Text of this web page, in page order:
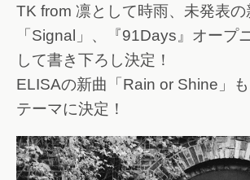
TK from 凛として時雨、未発表の
「Signal」、『91Days』オープ
して書き下ろし決定！
ELISAの新曲「Rain or Shine」
テーマに決定！